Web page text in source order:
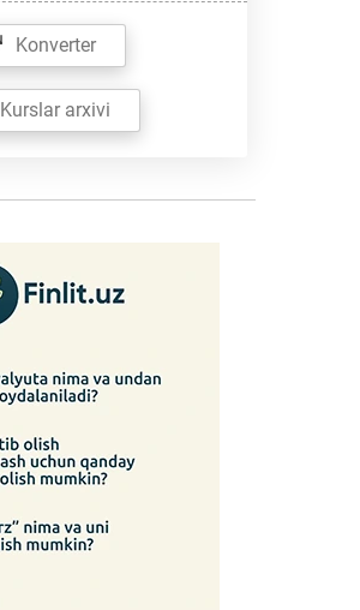
Konverter
Kurslar arxivi